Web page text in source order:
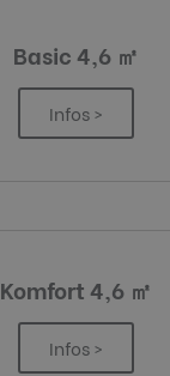
Basic 4,6 ㎡
Infos >
Komfort 4,6 ㎡
Infos >